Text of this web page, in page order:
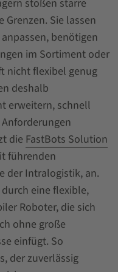
stoßen starre
Sie lassen
benötigen
im Sortiment oder
nicht flexibel genug
deshalb
erweitern, schnell
die FastBots Solution
führenden
der Intralogistik, an.
eine flexible,
Roboter, die sich
ohne große
einfügt. So
der zuverlässig